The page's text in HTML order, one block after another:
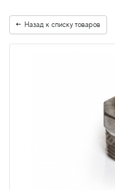
Назад к списку товаров